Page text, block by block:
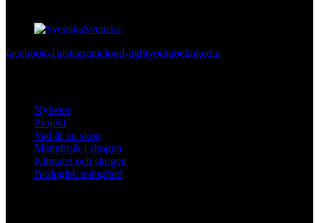
Svenska
facebook-1instagramcloud-lightyoutubelinkedin
Nyheter
Projekt
Vad är en skog
Mångbruk i skogen
Klimatet och skogen
Biologisk mångfald